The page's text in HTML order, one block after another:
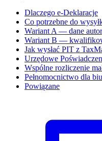
Dlaczego e-Deklaracje
Co potrzebne do
Wariant A — dane
Wariant B —
Jak wysłać PIT z
Urzędowe
Wspólne rozliczenie
Pełnomocnictwo dla
Powiązane